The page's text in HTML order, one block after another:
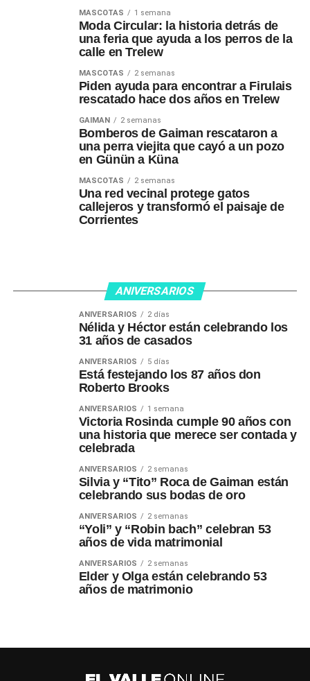
MASCOTAS 1 semana
Moda Circular: la historia detrás de
una feria que ayuda a los perros de la
calle en Trelew
MASCOTAS 2 semanas
Piden ayuda para encontrar a Firulais
rescatado hace dos años en Trelew
GAIMAN 2 semanas
Bomberos de Gaiman rescataron a
una perra viejita que cayó a un pozo
en Günün a Küna
MASCOTAS 2 semanas
Una red vecinal protege gatos
callejeros y transformó el paisaje de
Corrientes
ANIVERSARIOS
ANIVERSARIOS 2 días
Nélida y Héctor están celebrando los
31 años de casados
ANIVERSARIOS 5 días
Está festejando los 87 años don
Roberto Brooks
ANIVERSARIOS 1 semana
Victoria Rosinda cumple 90 años con
una historia que merece ser contada y
celebrada
ANIVERSARIOS 2 semanas
Silvia y “Tito” Roca de Gaiman están
celebrando sus bodas de oro
ANIVERSARIOS 2 semanas
“Yoli” y “Robin bach” celebran 53
años de vida matrimonial
ANIVERSARIOS 2 semanas
Elder y Olga están celebrando 53
años de matrimonio